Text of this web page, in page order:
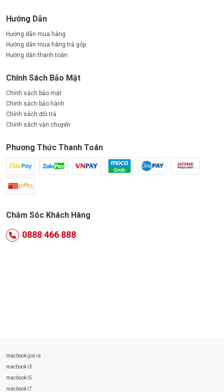
Hướng Dẫn
Hướng dẫn mua hàng
Hướng dẫn mua hàng trả góp
Hướng dẫn thanh toán
Chính Sách Bảo Mật
Chính sách bảo mật
Chính sách bảo hành
Chính sách đổi trả
Chính sách vận chuyển
Phương Thức Thanh Toán
Chăm Sóc Khách Hàng
0888 466 888
macbook giá rẻ
macbook i3
macbook i5
macbook i7